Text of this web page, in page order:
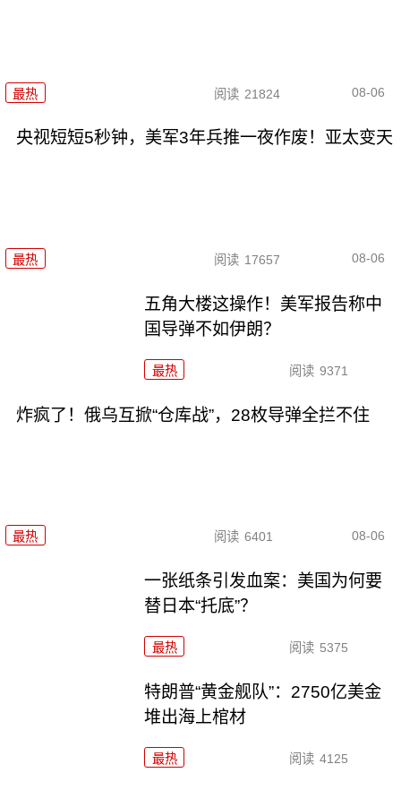
最热 阅读 21824 08-06
央视短短5秒钟，美军3年兵推一夜作废！亚太变天
最热 阅读 17657 08-06
五角大楼这操作！美军报告称中
国导弹不如伊朗？
最热 阅读 9371
炸疯了！俄乌互掀“仓库战”，28枚导弹全拦不住
最热 阅读 6401 08-06
一张纸条引发血案：美国为何要
替日本“托底”？
最热 阅读 5375
特朗普“黄金舰队”：2750亿美金
堆出海上棺材
最热 阅读 4125